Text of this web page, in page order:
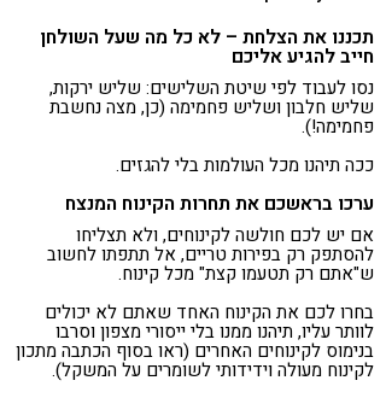
תכננו את הצלחת – לא כל מה שעל השולחן
חייב להגיע אליכם
נסו לעבוד לפי שיטת השלישים: שליש ירקות,
שליש חלבון ושליש פחמימה (כן, מצה נחשבת
פחמימה!).
ככה תיהנו מכל העולמות בלי להגזים.
ערכו בראשכם את תחרות הקינוח המנצח
אם יש לכם חולשה לקינוחים, ולא תצליחו
להסתפק רק בפירות טריים, אל תתפתו לחשוב
ש"אתם רק תטעמו קצת" מכל קינוח.
בחרו לכם את הקינוח האחד שאתם לא יכולים
לוותר עליו, תיהנו ממנו בלי ייסורי מצפון וסרבו
בנימוס לקינוחים האחרים (ראו בסוף הכתבה מתכון
לקינוח מעולה וידידותי לשומרים על המשקל).